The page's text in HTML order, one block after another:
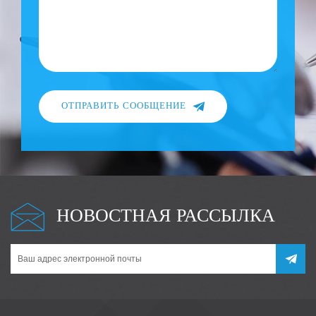
ОТПРАВИТЬ СООБЩЕНИЕ
НОВОСТНАЯ РАССЫЛКА